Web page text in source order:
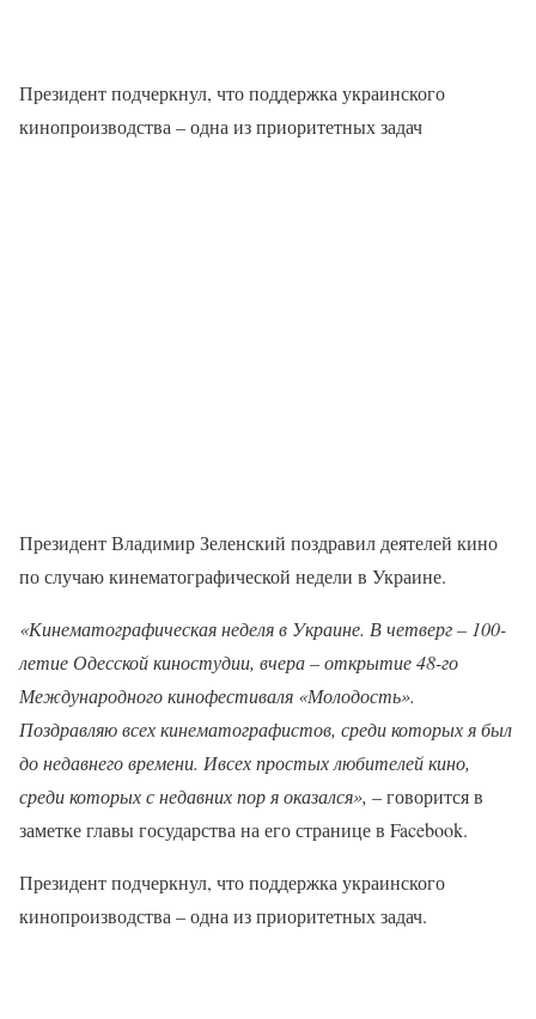
Президент подчеркнул, что поддержка украинского
кинопроизводства – одна из приоритетных задач
Президент Владимир Зеленский поздравил деятелей кино
по случаю кинематографической недели в Украине.
«Кинематографическая неделя в Украине. В четверг – 100-
летие Одесской киностудии, вчера – открытие 48-го
Международного кинофестиваля «Молодость».
Поздравляю всех кинематографистов, среди которых я был
до недавнего времени. Ивсех простых любителей кино,
среди которых с недавних пор я оказался», – говорится в
заметке главы государства на его странице в Facebook.
Президент подчеркнул, что поддержка украинского
кинопроизводства – одна из приоритетных задач.